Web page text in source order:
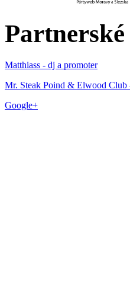
Partnerské
Matthiass - dj a promoter
Mr. Steak Poind & Elwood Club
Google+